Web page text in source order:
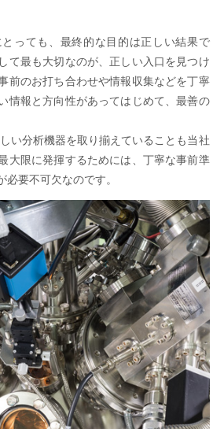
っても、最終的な目的は正しい結果で
て最も大切なのが、正しい入口を見つけ
前のお打ち合わせや情報収集などを丁寧
情報と方向性があってはじめて、最善の
い分析機器を取り揃えていることも当社
大限に発揮するためには、丁寧な事前準
要不可欠なのです。